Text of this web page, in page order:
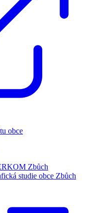
obce
Zbůch
studie obce Zbůch